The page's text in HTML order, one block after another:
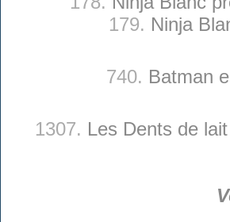
179. Ninja
740. Batman
1307. Les Dents de